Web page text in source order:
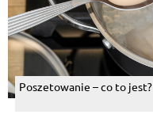
Poszetowanie – co to jest?